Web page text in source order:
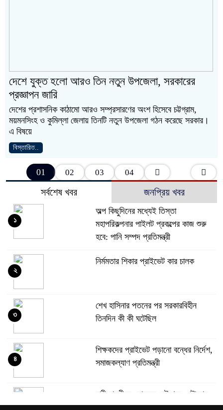
দেশে যুক্ত হলো আরও তিন নতুন উপজেলা, সরকারের
প্রজ্ঞাপন জারি
দেশের প্রশাসনিক কাঠামো আরও সম্প্রসারণের অংশ হিসেবে চট্টগ্রাম,
ময়মনসিংহ ও কুমিল্লা জেলায় তিনটি নতুন উপজেলা গঠন করেছে সরকার।
এ বিষয়ে
বিস্তারিত..
01 02 03 04
সর্বশেষ খবর জনপ্রিয় খবর
অল্প কিছুদিনের মধ্যেই তিস্তা
মহাপরিকল্পনার পাইলট প্রকল্পের কাজ শুরু
হবে: পানি সম্পদ প্রতিমন্ত্রী
১
নির্মমতার শিকার প্রাইভেট কার চালক
২
শেখ হাসিনার পতনের পর সরকারবিহীন
তিনদিন কী কী ঘটেছিল
৩
শিক্ষকদের প্রাইভেট পড়ানো বন্ধের নির্দেশ,
সমাজকল্যাণ প্রতিমন্ত্রী
৪
নারী যাত্রীকে কোমরের বেল্ট খুলে পেটানোয়
যুবক, পরে গ্রেপ্তার